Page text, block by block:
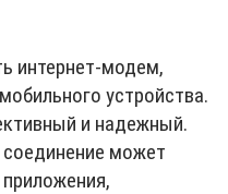
интернет-модем,
устройства.
и надежный.
может